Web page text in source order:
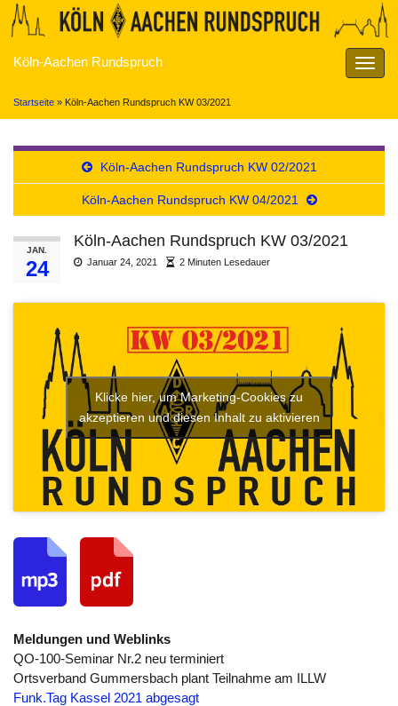
Köln-Aachen Rundspruch
Startseite » Köln-Aachen Rundspruch KW 03/2021
Köln-Aachen Rundspruch KW 02/2021
Köln-Aachen Rundspruch KW 04/2021
JAN.
24
Köln-Aachen Rundspruch KW 03/2021
Januar 24, 2021 2 Minuten Lesedauer
Klicke hier, um Marketing-Cookies zu
akzeptieren und diesen Inhalt zu aktivieren
Meldungen und Weblinks
QO-100-Seminar Nr.2 neu terminiert
Ortsverband Gummersbach plant Teilnahme am ILLW
Funk.Tag Kassel 2021 abgesagt